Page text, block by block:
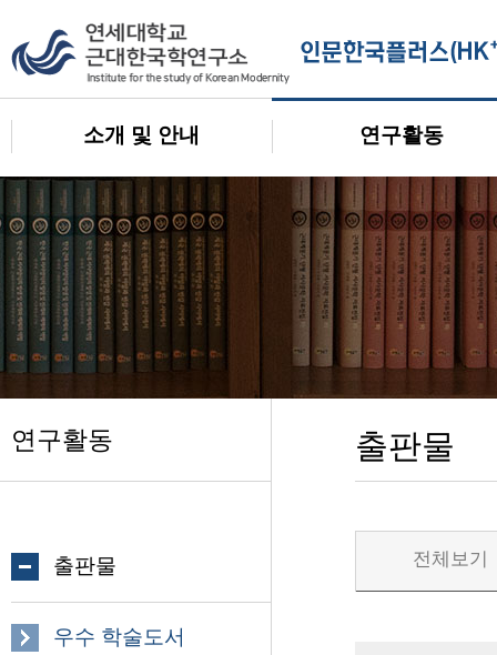
소개 및 안내 연구활동
연구활동
출판물
우수 학술도서
출판물
전체보기